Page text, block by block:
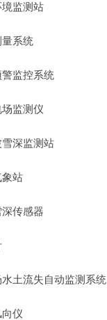
监测站
系统
监控系统
监测仪
深监测站
站
传感器
土流失自动监测系统
向仪